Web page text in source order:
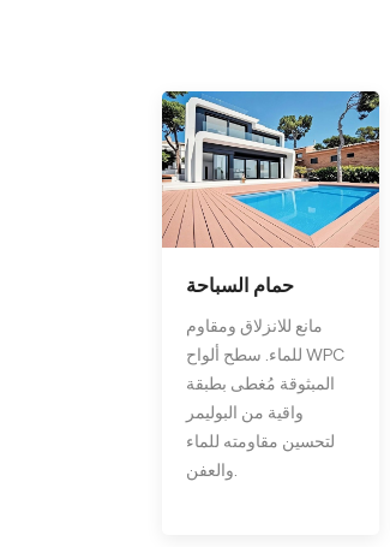
حمام السباحة
مانع للانزلاق ومقاوم
للماء. سطح ألواح WPC
المبثوقة مُغطى بطبقة
واقية من البوليمر
لتحسين مقاومته للماء